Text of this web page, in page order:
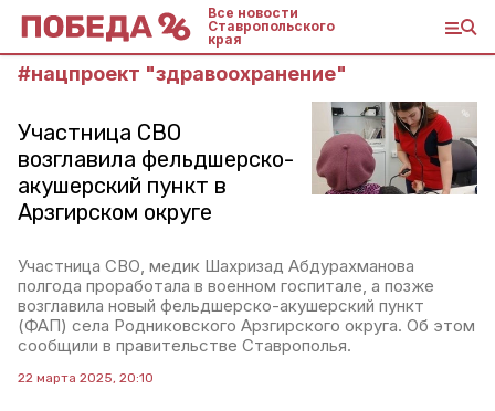
Все новости
Ставропольского
края
#нацпроект "здравоохранение"
Участница СВО
возглавила фельдшерско-
акушерский пункт в
Арзгирском округе
Участница СВО, медик Шахризад Абдурахманова
полгода проработала в военном госпитале, а позже
возглавила новый фельдшерско-акушерский пункт
(ФАП) села Родниковского Арзгирского округа. Об этом
сообщили в правительстве Ставрополья.
22 марта 2025, 20:10